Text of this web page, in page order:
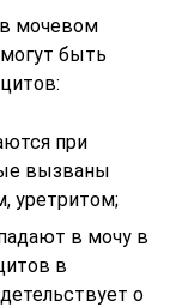
мочевом
быть
при
вызваны
уретритом;
в мочу в
в
о